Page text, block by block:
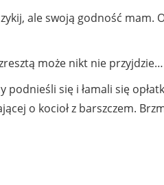
ale swoją godność mam.
może nikt nie przyjdzie…
podnieśli się i łamali się
o kocioł z barszczem.